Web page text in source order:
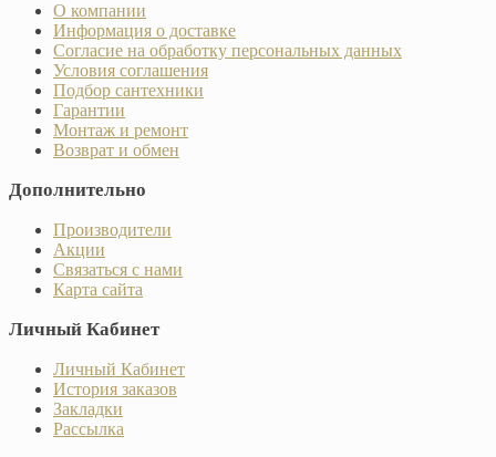
О компании
Информация о доставке
Согласие на обработку персональных данных
Условия соглашения
Подбор сантехники
Гарантии
Монтаж и ремонт
Возврат и обмен
Дополнительно
Производители
Акции
Связаться с нами
Карта сайта
Личный Кабинет
Личный Кабинет
История заказов
Закладки
Рассылка